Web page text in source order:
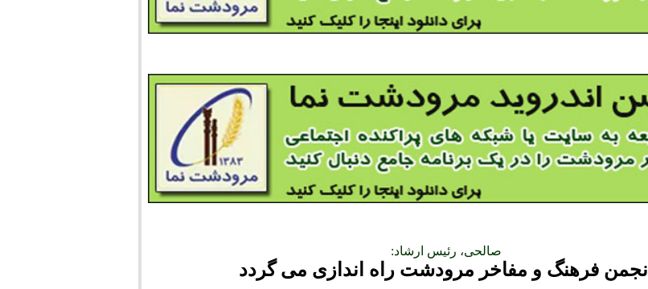
صالحی، رئیس ارشاد:
انجمن فرهنگ و مفاخر مرودشت راه اندازی می گردد